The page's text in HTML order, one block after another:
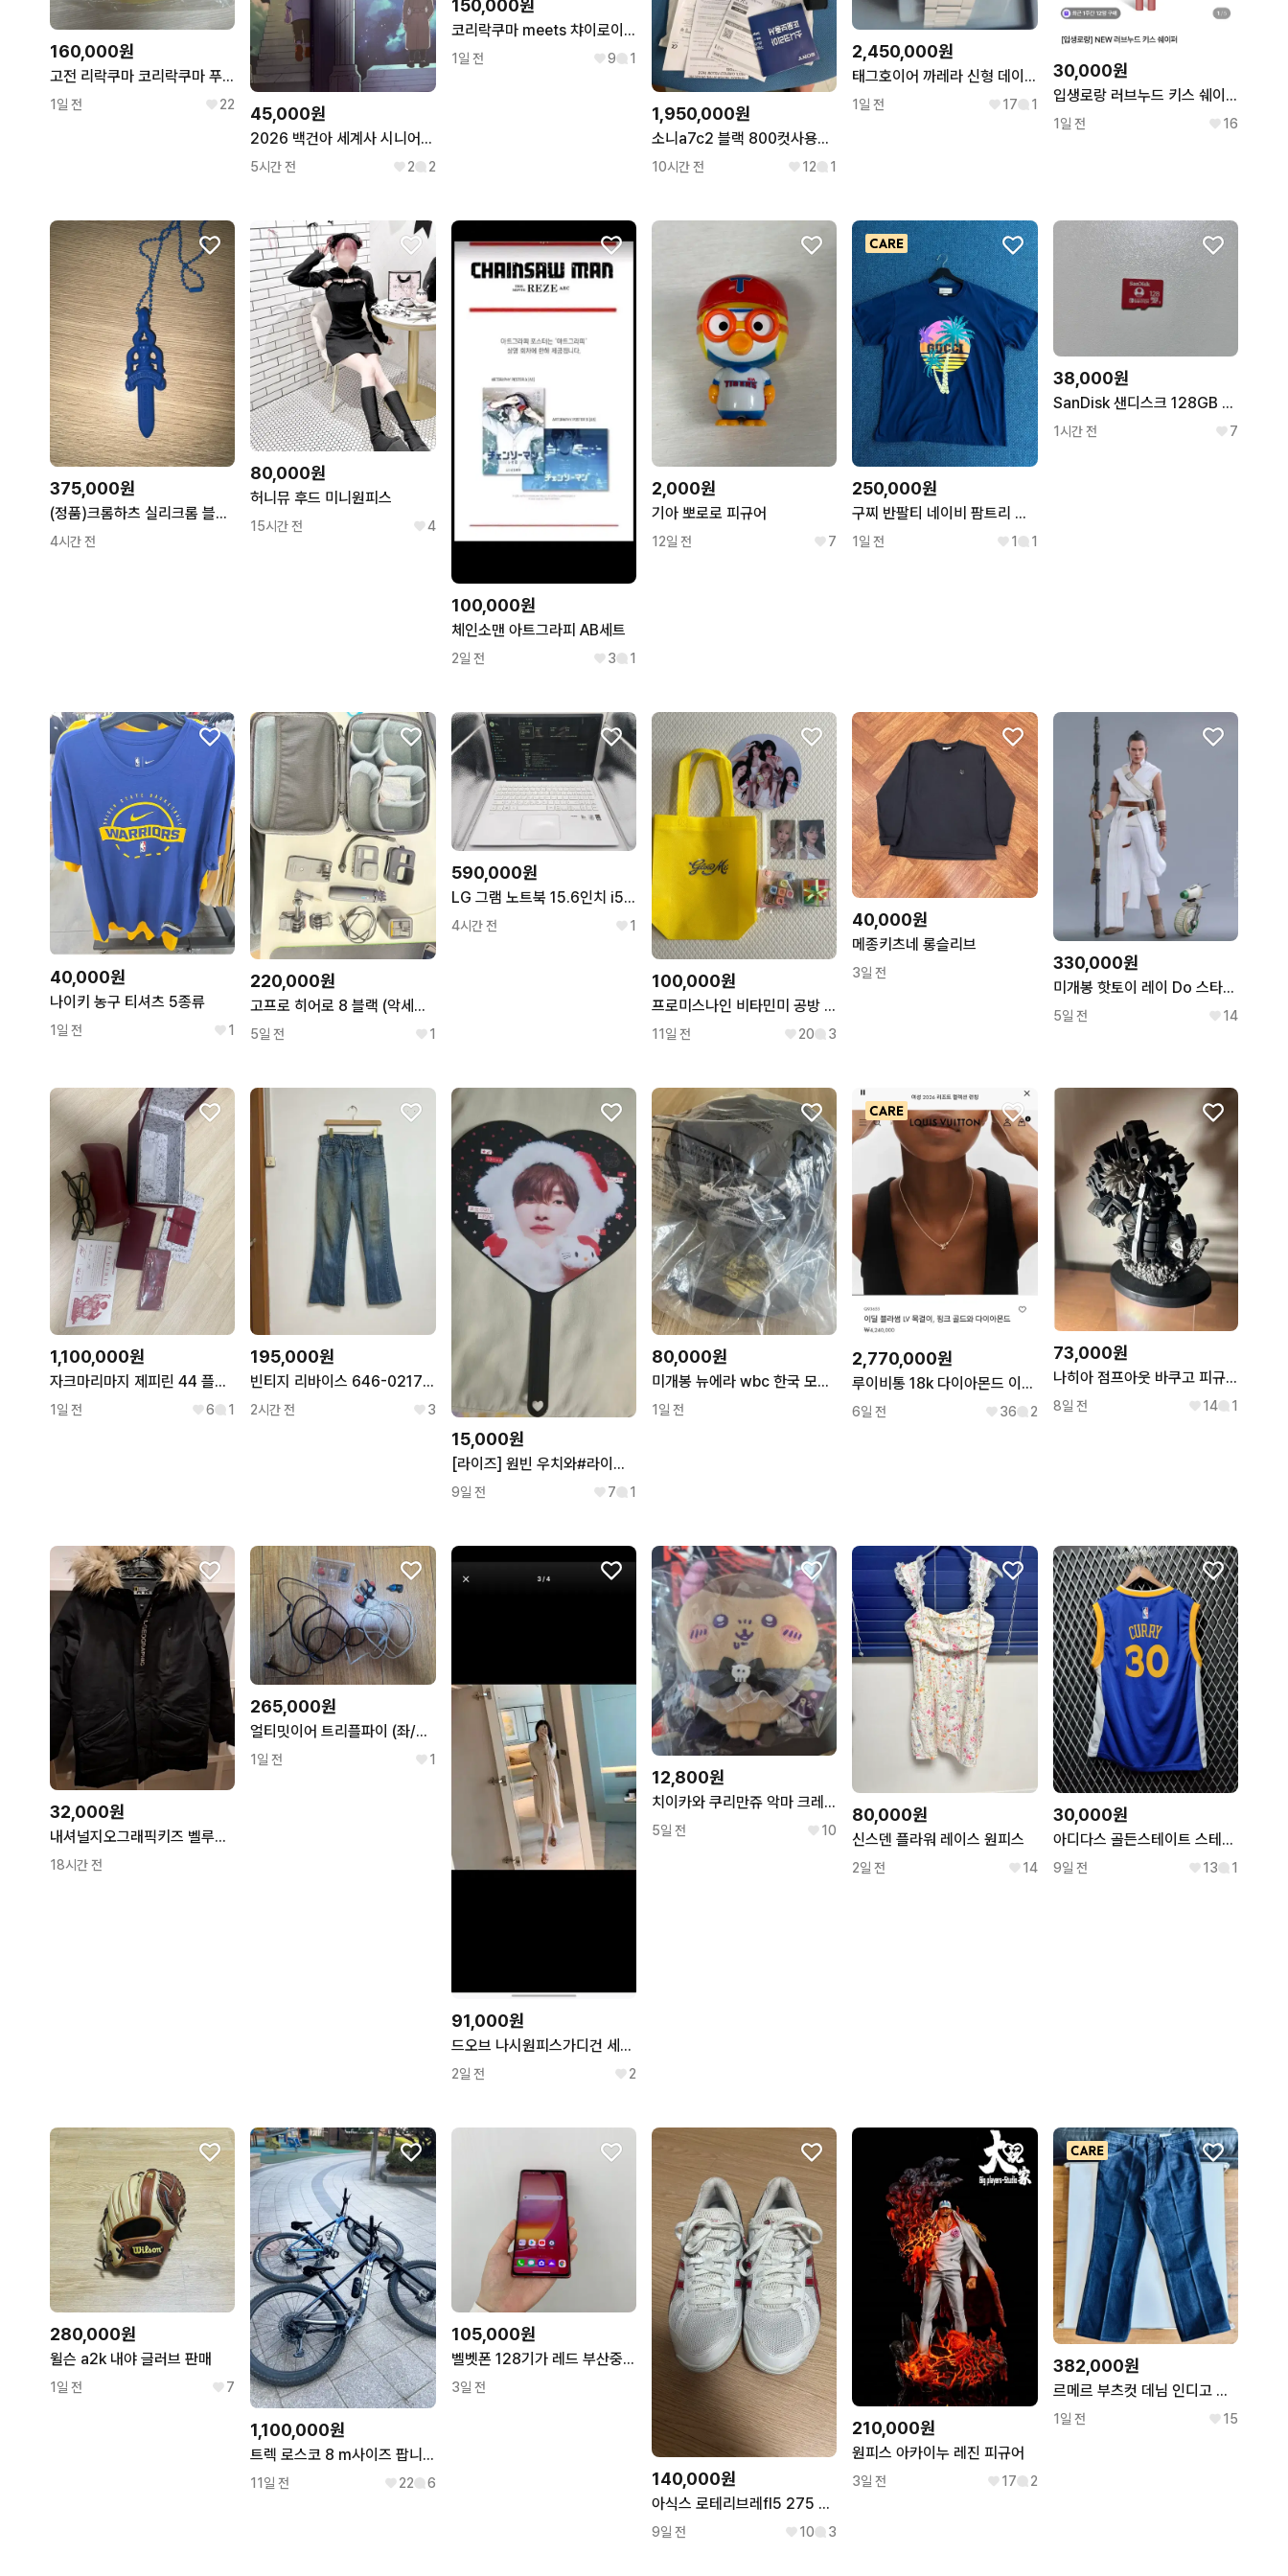
160,000원
고전 리락쿠마 코리락쿠마 푸딩 런치 플레이트 그릇 접시
1일 전 22 45,000원
2026 백건아 세계사 시니어 n제 판매
5시간 전 2 2
150,000원
코리락쿠마 meets 챠이로이코구마 2018 마루이 팝업 한정 가오가오 누이 세트
1일 전 9 1
1,950,000원
소니a7c2 블랙 800컷사용한 신동급 판매합니다
10시간 전 12 1
2,450,000원
태그호이어 까레라 신형 데이데이트 41mm 블랙 로즈골드
1일 전 17 1
30,000원
입생로랑 러브누드 키스 쉐이퍼 립라이너 44 누드라빌리에
1일 전 16
375,000원
(정품)크롬하츠 실리크롬 블루대거 목걸이
4시간 전
80,000원
허니뮤 후드 미니원피스
15시간 전 4
100,000원
체인소맨 아트그라피 AB세트
2일 전 3 1
2,000원
기아 뽀로로 피규어
12일 전 7
250,000원
구찌 반팔티 네이비 팜트리 티셔츠
1일 전 1 1
38,000원
SanDisk 샌디스크 128GB 닌텐도 스위치 Micro SD 메모리 카드 슈퍼마리오
1시간 전 7
40,000원
나이키 농구 티셔츠 5종류
1일 전 1
220,000원
고프로 히어로 8 블랙 (악세사리 포함)
5일 전 1
590,000원
LG 그램 노트북 15.6인치 i5-10세대 램16 SSD256
4시간 전 1
100,000원
프로미스나인 비타민미 공방 풀세트 포카 부채 키캡
11일 전 20 3
40,000원
메종키츠네 롱슬리브
3일 전 330,000원
미개봉 핫토이 레이 Do 스타워즈 mms559
5일 전 14
1,100,000원
자크마리마지 제피린 44 플래쉬 팝니다
1일 전 6 1
195,000원
빈티지 리바이스 646-0217 벨바텀 데님팬츠
2시간 전 3
15,000원
[라이즈] 원빈 우치와#라이즈비공굿#라이즈우치와#라이즈원빈#또오꾸마#하트부채
9일 전 7 1
80,000원
미개봉 뉴에라 wbc 한국 모자 7 3/8 58.7
1일 전
2,770,000원
루이비통 18k 다이아몬드 이딜 블라썸 목걸이
6일 전 36 2
73,000원
나히아 점프아웃 바쿠고 피규어
8일 전 14 1
32,000원
내셔널지오그래픽키즈 벨루가 덕다운패딩 160
18시간 전
265,000원
얼티밋이어 트리플파이 (좌/우/예비 R유닛 + 커스텀/기본 케이블)
1일 전 1
91,000원
드오브 나시원피스가디건 세트 핑크
2일 전 2
12,800원
치이카와 쿠리만쥬 악마 크레인 누이 누이 마코
5일 전 10
80,000원
신스덴 플라워 레이스 원피스
2일 전 14
30,000원
아디다스 골든스테이트 스테판커리 스윙맨져지
9일 전 13 1
280,000원
윌슨 a2k 내야 글러브 판매
1일 전 7
1,100,000원
트렉 로스코 8 m사이즈 팝니다
11일 전 22 6
105,000원
벨벳폰 128기가 레드 부산중고폰 02134김해 양산 수원 인천
3일 전
140,000원
아식스 로테리브레fl5 275 체대입시화
9일 전 10 3
210,000원
원피스 아카이누 레진 피규어
3일 전 17 2
382,000원
르메르 부츠컷 데님 인디고 컬러 52사이즈 신품
1일 전 15